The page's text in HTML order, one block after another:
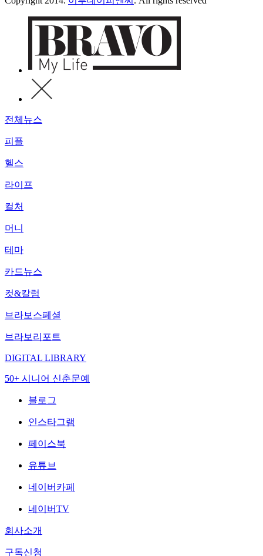
전체뉴스
피플
헬스
라이프
컬처
머니
테마
카드뉴스
컷&칼럼
브라보스페셜
브라보리포트
DIGITAL LIBRARY
50+ 시니어 신춘문예
블로그
인스타그램
페이스북
유튜브
네이버카페
네이버TV
회사소개
구독신청